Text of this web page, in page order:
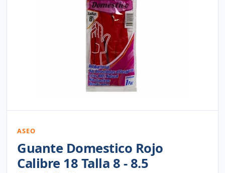
ASEO
Guante Domestico Rojo
Calibre 18 Talla 8 - 8.5